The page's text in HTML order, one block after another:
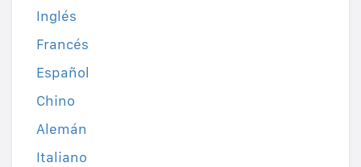
Inglés
Francés
Español
Chino
Alemán
Italiano